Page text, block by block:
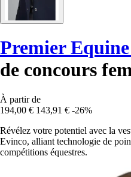
Premier Equine
de concours
À partir de
194,00 € 143,91 € -26%
Révélez votre potentiel avec la
Evinco, alliant technologie de
compétitions équestres.